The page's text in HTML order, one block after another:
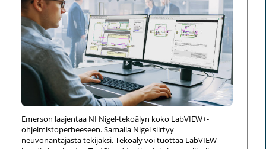
Emerson laajentaa NI Nigel-tekoälyn koko LabVIEW+-
ohjelmistoperheeseen. Samalla Nigel siirtyy
neuvonantajasta tekijäksi. Tekoäly voi tuottaa LabVIEW-